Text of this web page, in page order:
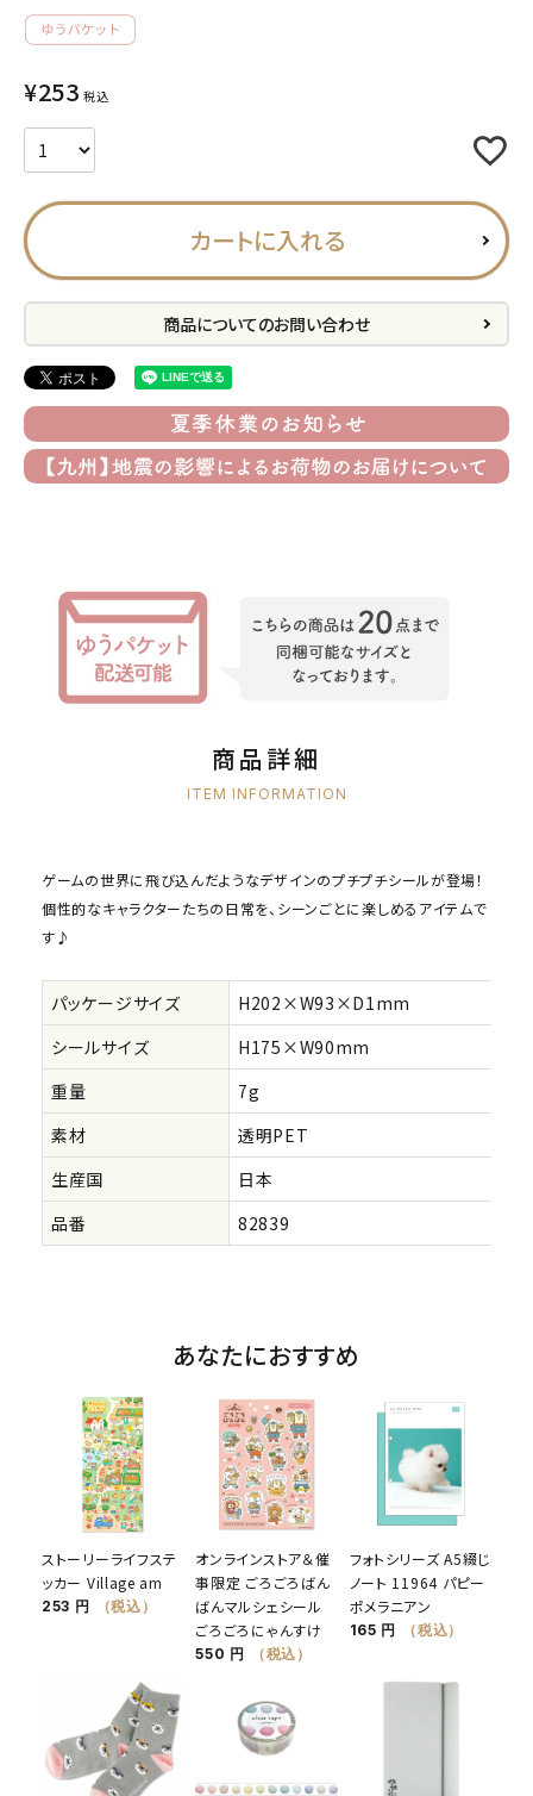
INFORMATION
お知らせ
ご利用ガイド
プライバシーポリシー
特定商取引法について
ACCOUNT MENU
ようこそ ゲスト 様
meeting_room ログイン person 会員登録
公式 デコ部 公式
¥253 税込
カートに入れる
商品についてのお問い合わせ
商品詳細
ITEM INFORMATION
ゲームの世界に飛び込んだようなデザインのプチプチシールが登場！
個性的なキャラクターたちの日常を、シーンごとに楽しめるアイテムで
す♪
パッケージサイズ
H202×W93×D1mm
シールサイズ
H175×W90mm
重量
7g
素材
透明PET
生産国
日本
品番
82839
あなたにおすすめ
ストーリーライフステ
ッカー Village am
253 円 （税込）
オンラインストア＆催
事限定 ごろごろばん
ばんマルシェシール
ごろごろにゃんすけ
550 円 （税込）
フォトシリーズ A5綴じ
ノート 11964 パピー
ポメラニアン
165 円 （税込）